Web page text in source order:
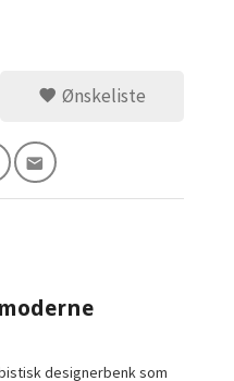
Ønskeliste
designerbenk som